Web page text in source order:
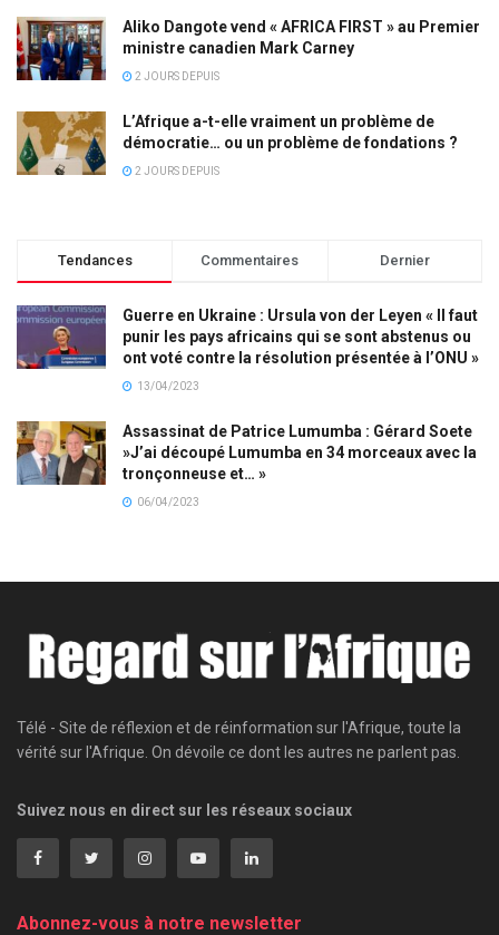
Aliko Dangote vend « AFRICA FIRST » au Premier
ministre canadien Mark Carney
2 JOURS DEPUIS
L’Afrique a-t-elle vraiment un problème de
démocratie… ou un problème de fondations ?
2 JOURS DEPUIS
Tendances Commentaires Dernier
Guerre en Ukraine : Ursula von der Leyen « Il faut
punir les pays africains qui se sont abstenus ou
ont voté contre la résolution présentée à l’ONU »
13/04/2023
Assassinat de Patrice Lumumba : Gérard Soete
»J’ai découpé Lumumba en 34 morceaux avec la
tronçonneuse et… »
06/04/2023
Télé - Site de réflexion et de réinformation sur l'Afrique, toute la
vérité sur l'Afrique. On dévoile ce dont les autres ne parlent pas.
Suivez nous en direct sur les réseaux sociaux
Abonnez-vous à notre newsletter